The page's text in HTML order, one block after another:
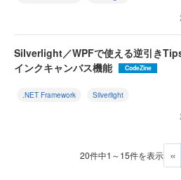
Silverlight／WPFで使える逆引き
インクキャンバス機能
CodeZine
.NET Framework Silverlight
20件中1～15件を表示 «